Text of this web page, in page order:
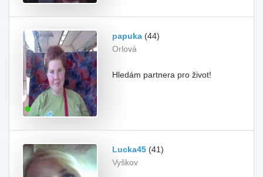
papuka (44)
Orlová
Hledám partnera pro život!
Lucka45 (41)
Vyškov